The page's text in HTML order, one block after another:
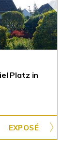
Platz in